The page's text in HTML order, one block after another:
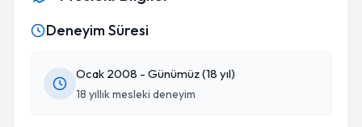
Deneyim Süresi
Ocak 2008 - Günümüz (18 yıl)
18 yıllık mesleki deneyim